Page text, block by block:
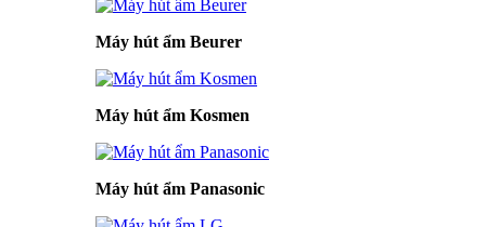
Máy hút ẩm Beurer
Máy hút ẩm Kosmen
Máy hút ẩm Panasonic